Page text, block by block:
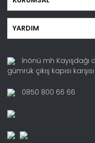
YARDIM
İnönü mh Kayışdağı
gümrük çıkış kapısı
0850 800 66 66